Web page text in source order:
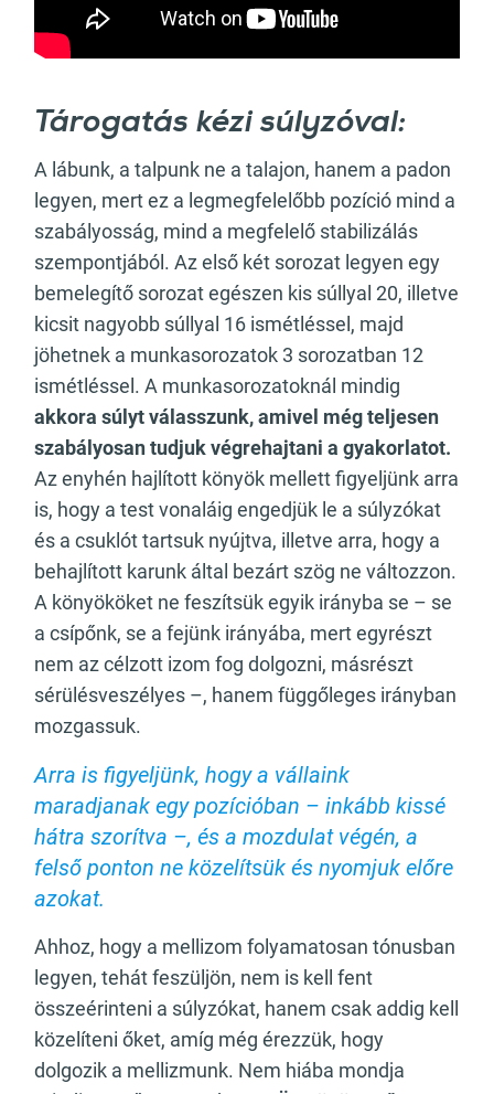
Tárogatás kézi súlyzóval:
A lábunk, a talpunk ne a talajon, hanem a padon
legyen, mert ez a legmegfelelőbb pozíció mind a
szabályosság, mind a megfelelő stabilizálás
szempontjából. Az első két sorozat legyen egy
bemelegítő sorozat egészen kis súllyal 20, illetve
kicsit nagyobb súllyal 16 ismétléssel, majd
jöhetnek a munkasorozatok 3 sorozatban 12
ismétléssel. A munkasorozatoknál mindig
akkora súlyt válasszunk, amivel még teljesen
szabályosan tudjuk végrehajtani a gyakorlatot.
Az enyhén hajlított könyök mellett figyeljünk arra
is, hogy a test vonaláig engedjük le a súlyzókat
és a csuklót tartsuk nyújtva, illetve arra, hogy a
behajlított karunk által bezárt szög ne változzon.
A könyököket ne feszítsük egyik irányba se – se
a csípőnk, se a fejünk irányába, mert egyrészt
nem az célzott izom fog dolgozni, másrészt
sérülésveszélyes –, hanem függőleges irányban
mozgassuk.
Arra is figyeljünk, hogy a vállaink
maradjanak egy pozícióban – inkább kissé
hátra szorítva –, és a mozdulat végén, a
felső ponton ne közelítsük és nyomjuk előre
azokat.
Ahhoz, hogy a mellizom folyamatosan tónusban
legyen, tehát feszüljön, nem is kell fent
összeérinteni a súlyzókat, hanem csak addig kell
közelíteni őket, amíg még érezzük, hogy
dolgozik a mellizmunk. Nem hiába mondja